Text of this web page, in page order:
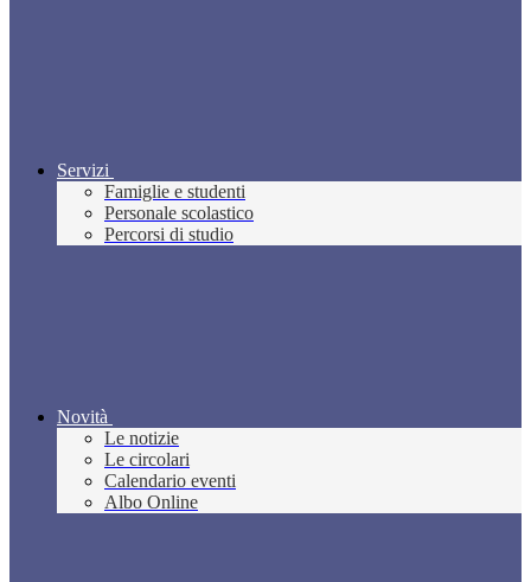
Servizi
Famiglie e studenti
Personale scolastico
Percorsi di studio
Novità
Le notizie
Le circolari
Calendario eventi
Albo Online